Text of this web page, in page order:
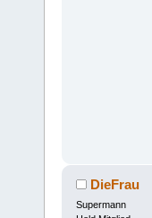
DieFrau
Supermann